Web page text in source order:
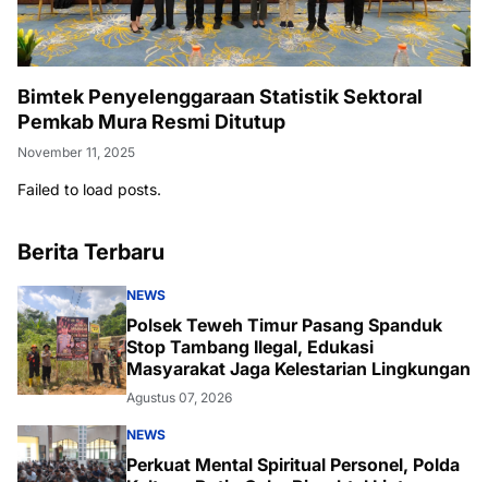
Bimtek Penyelenggaraan Statistik Sektoral
Pemkab Mura Resmi Ditutup
November 11, 2025
Failed to load posts.
Berita Terbaru
NEWS
Polsek Teweh Timur Pasang Spanduk
Stop Tambang Ilegal, Edukasi
Masyarakat Jaga Kelestarian Lingkungan
Agustus 07, 2026
NEWS
Perkuat Mental Spiritual Personel, Polda